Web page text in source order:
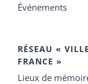
Événements
RÉSEAU «
FRANCE »
Lieux de